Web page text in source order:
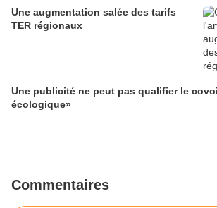
Une augmentation salée des tarifs
TER régionaux
Une publicité ne peut pas qualifier le
écologique»
Commentaires